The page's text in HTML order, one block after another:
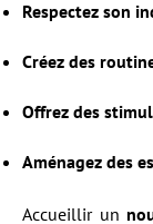
Respectez son
Créez des
Offrez des
Aménagez des
Accueillir un